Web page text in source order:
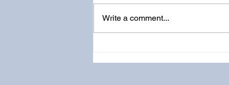
Healing Cards
Write a comment...